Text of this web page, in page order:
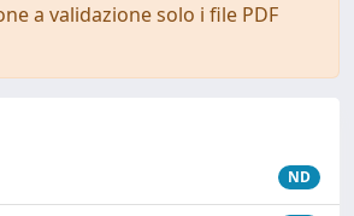
a validazione solo i file PDF
ND